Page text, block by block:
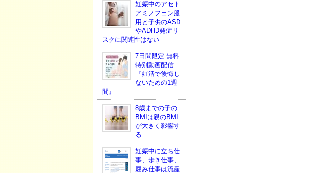
妊娠中のアセト
アミノフェン服
用と子供のASD
やADHD発症リ
スクに関連性はない
7日間限定 無料
特別動画配信
『妊活で後悔し
ないための1週
間』
8歳までの子の
BMIは親のBMI
が大きく影響す
る
妊娠中に立ち仕
事、歩き仕事、
屈み仕事は流産